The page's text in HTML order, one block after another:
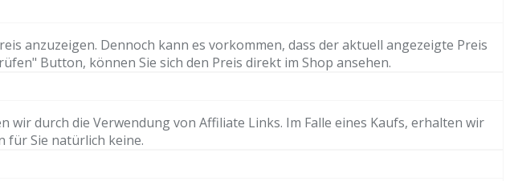
anzuzeigen. Dennoch kann es vorkommen, dass der aktuell angezeigte Preis
Button, können Sie sich den Preis direkt im Shop ansehen.
durch die Verwendung von Affiliate Links. Im Falle eines Kaufs, erhalten wir
für Sie natürlich keine.